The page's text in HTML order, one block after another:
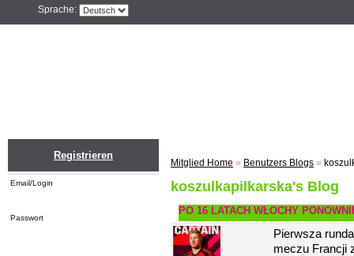
Sprache:
Registrieren
Email/Login
Passwort
Mitglied Home » Benutzers Blogs »
koszulkapilkarska's Blog
PO 16 LATACH WŁOCHY
Pierwsza
meczu Francji